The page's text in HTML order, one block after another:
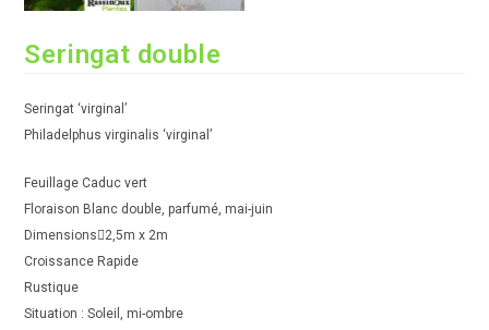
Seringat double
Seringat ‘virginal’
Philadelphus virginalis ‘virginal’
Feuillage Caduc vert
Floraison Blanc double, parfumé, mai-juin
Dimensions2,5m x 2m
Croissance Rapide
Rustique
Situation : Soleil, mi-ombre